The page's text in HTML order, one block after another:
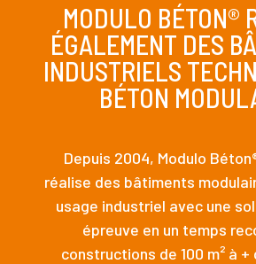
MODULO BÉTON®
ÉGALEMENT DES
INDUSTRIELS
BÉTON
Depuis 2004, Modulo
réalise des bâtiments
usage industriel avec une
épreuve en un temps
constructions de 100 m² à +